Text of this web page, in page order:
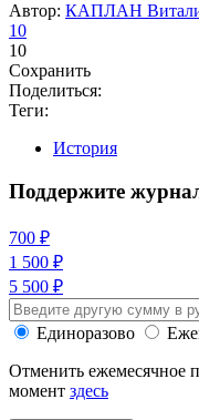
Автор: КАПЛАН
10
10
Сохранить
Поделиться:
Теги:
История
Поддержите
700 ₽
1 500 ₽
5 500 ₽
Единоразово
Отменить ежемесячное
момент здесь